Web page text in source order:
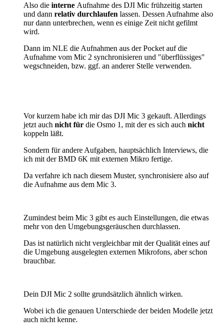
Also die interne Aufnahme des DJI Mic frühzeitig starten
und dann relativ durchlaufen lassen. Dessen Aufnahme also
nur dann unterbrechen, wenn es einige Zeit nicht gefilmt
wird.
Dann im NLE die Aufnahmen aus der Pocket auf die
Aufnahme vom Mic 2 synchronisieren und "überflüssiges"
wegschneiden, bzw. ggf. an anderer Stelle verwenden.
Vor kurzem habe ich mir das DJI Mic 3 gekauft. Allerdings
jetzt auch nicht für die Osmo 1, mit der es sich auch nicht
koppeln läßt.
Sondern für andere Aufgaben, hauptsächlich Interviews, die
ich mit der BMD 6K mit externen Mikro fertige.
Da verfahre ich nach diesem Muster, synchronisiere also auf
die Aufnahme aus dem Mic 3.
Zumindest beim Mic 3 gibt es auch Einstellungen, die etwas
mehr von den Umgebungsgeräuschen durchlassen.
Das ist natürlich nicht vergleichbar mit der Qualität eines auf
die Umgebung ausgelegten externen Mikrofons, aber schon
brauchbar.
Dein DJI Mic 2 sollte grundsätzlich ähnlich wirken.
Wobei ich die genauen Unterschiede der beiden Modelle jetzt
auch nicht kenne.